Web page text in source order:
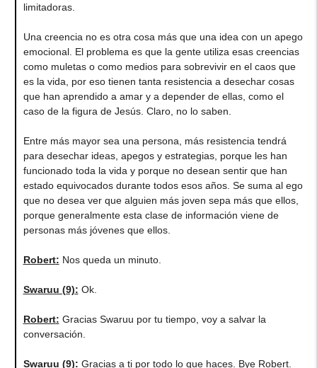
limitadoras.
Una creencia no es otra cosa más que una idea con un apego
emocional. El problema es que la gente utiliza esas creencias
como muletas o como medios para sobrevivir en el caos que
es la vida, por eso tienen tanta resistencia a desechar cosas
que han aprendido a amar y a depender de ellas, como el
caso de la figura de Jesús. Claro, no lo saben.
Entre más mayor sea una persona, más resistencia tendrá
para desechar ideas, apegos y estrategias, porque les han
funcionado toda la vida y porque no desean sentir que han
estado equivocados durante todos esos años. Se suma al ego
que no desea ver que alguien más joven sepa más que ellos,
porque generalmente esta clase de información viene de
personas más jóvenes que ellos.
Robert: Nos queda un minuto.
Swaruu (9): Ok.
Robert: Gracias Swaruu por tu tiempo, voy a salvar la
conversación.
Swaruu (9): Gracias a ti por todo lo que haces. Bye Robert.